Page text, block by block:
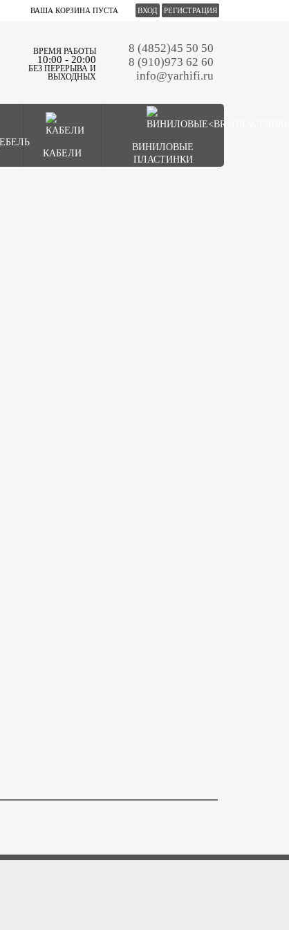
ВХОД РЕГИСТРАЦИЯ
ВАША КОРЗИНА ПУСТА
ВРЕМЯ РАБОТЫ
10:00 - 20:00
БЕЗ ПЕРЕРЫВА И
ВЫХОДНЫХ
8 (4852)45 50 50
8 (910)973 62 60
info@yarhifi.ru
КАБЕЛИ
ВИНИЛОВЫЕ
ПЛАСТИНКИ